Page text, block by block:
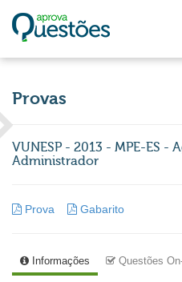
Provas
VUNESP - 2013 - MPE-ES -
Administrador
Prova Gabarito
Informações Questões